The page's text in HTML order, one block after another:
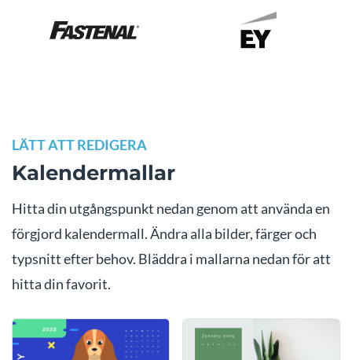
LÄTT ATT REDIGERA
Kalendermallar
Hitta din utgångspunkt nedan genom att använda en
förgjord kalendermall. Ändra alla bilder, färger och
typsnitt efter behov. Bläddra i mallarna nedan för att
hitta din favorit.